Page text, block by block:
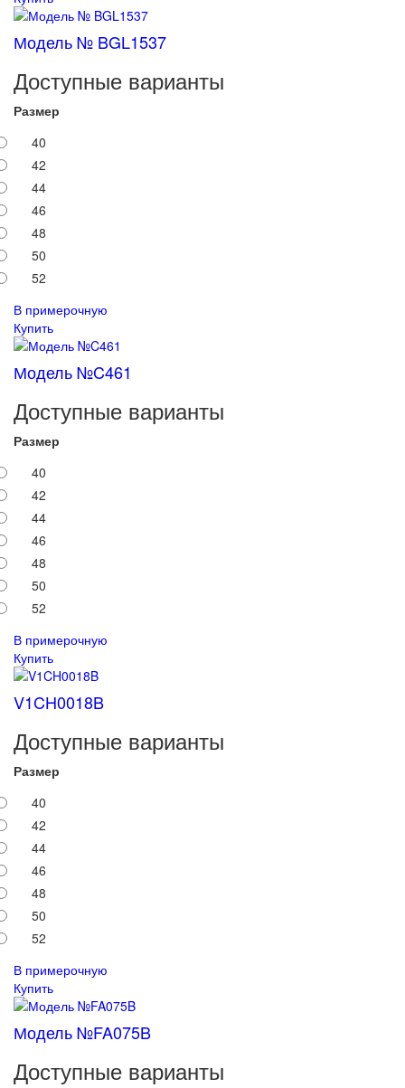
Модель № BGL1537
Доступные варианты
Размер
40
42
44
46
48
50
52
В примерочную
Купить
Модель №C461
Доступные варианты
Размер
40
42
44
46
48
50
52
В примерочную
Купить
V1CH0018B
Доступные варианты
Размер
40
42
44
46
48
50
52
В примерочную
Купить
Модель №FA075B
Доступные варианты